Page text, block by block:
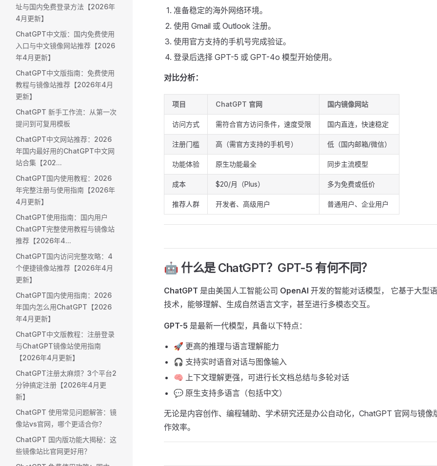
址与国内免费登录方法【2026年
4月更新】
ChatGPT中文版：国内免费使用
入口与中文镜像网站推荐【2026
年4月更新】
ChatGPT中文版指南：免费使用
教程与镜像站推荐【2026年4月
更新】
ChatGPT 新手工作流：从第一次
提问到可复用模板
ChatGPT中文网站推荐：2026
年国内最好用的ChatGPT中文网
站合集【202...
ChatGPT国内使用教程：2026
年完整注册与使用指南【2026年
4月更新】
ChatGPT使用指南：国内用户
ChatGPT完整使用教程与镜像站
推荐【2026年4...
ChatGPT国内访问完整攻略：4
个便捷镜像站推荐【2026年4月
更新】
ChatGPT国内使用指南：2026
年国内怎么用ChatGPT【2026
年4月更新】
ChatGPT中文版教程：注册登录
与ChatGPT镜像站使用指南
【2026年4月更新】
ChatGPT注册太麻烦？3个平台2
分钟搞定注册【2026年4月更
新】
ChatGPT 使用常见问题解答：镜
像站vs官网，哪个更适合你？
ChatGPT 国内版功能大揭秘：这
些镜像站比官网更好用？
准备稳定的海外网络环境。
使用 Gmail 或 Outlook 注册。
使用官方支持的手机号完成验证。
登录后选择 GPT-5 或 GPT-4o 模型开始使用。
对比分析：
项目 ChatGPT 官网 国内镜像网站
访问方式 需符合官方访问条件，速度受限 国内直连，快速稳定
注册门槛 高（需官方支持的手机号） 低（国内邮箱/微信）
功能体验 原生功能最全 同步主流模型
成本 $20/月（Plus） 多为免费或低价
推荐人群 开发者、高级用户 普通用户、企业用户
🤖 什么是 ChatGPT？GPT-5 有何不同？ ​
ChatGPT 是由美国人工智能公司 OpenAI 开发的智能对话模型， 它基于大型
技术，能够理解、生成自然语言文字，甚至进行多模态交互。
GPT-5 是最新一代模型，具备以下特点：
🚀 更高的推理与语言理解能力
🎧 支持实时语音对话与图像输入
🧠 上下文理解更强，可进行长文档总结与多轮对话
💬 原生支持多语言（包括中文）
无论是内容创作、编程辅助、学术研究还是办公自动化，ChatGPT 官网与镜像
作效率。